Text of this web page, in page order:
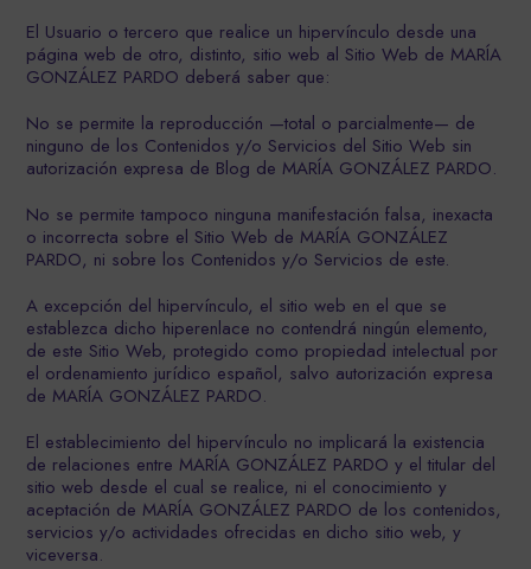
El Usuario o tercero que realice un hipervínculo desde una
página web de otro, distinto, sitio web al Sitio Web de MARÍA
GONZÁLEZ PARDO deberá saber que:
No se permite la reproducción —total o parcialmente— de
ninguno de los Contenidos y/o Servicios del Sitio Web sin
autorización expresa de Blog de MARÍA GONZÁLEZ PARDO.
No se permite tampoco ninguna manifestación falsa, inexacta
o incorrecta sobre el Sitio Web de MARÍA GONZÁLEZ
PARDO, ni sobre los Contenidos y/o Servicios de este.
A excepción del hipervínculo, el sitio web en el que se
establezca dicho hiperenlace no contendrá ningún elemento,
de este Sitio Web, protegido como propiedad intelectual por
el ordenamiento jurídico español, salvo autorización expresa
de MARÍA GONZÁLEZ PARDO.
El establecimiento del hipervínculo no implicará la existencia
de relaciones entre MARÍA GONZÁLEZ PARDO y el titular del
sitio web desde el cual se realice, ni el conocimiento y
aceptación de MARÍA GONZÁLEZ PARDO de los contenidos,
servicios y/o actividades ofrecidas en dicho sitio web, y
viceversa.